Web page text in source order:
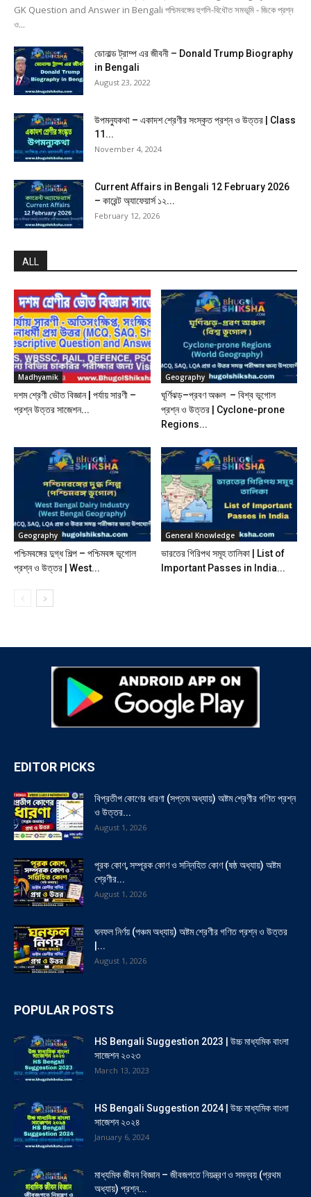
GK Question and Answer in Bengali পশ্চিমবঙ্গের হুগলি-বিধৌত সমভূমি - জিকে প্রশ্ন
ও...
ডোনাল্ড ট্রাম্প এর জীবনী – Donald Trump Biography
in Bengali
August 23, 2022
উপমন্যুকথা – একাদশ শ্রেণীর সংস্কৃত প্রশ্ন ও উত্তর | Class
11...
November 4, 2024
Current Affairs in Bengali 12 February 2026
– কারেন্ট অ্যাফেয়ার্স ১২...
February 12, 2026
ALL
Madhyamik
দশম শ্রেণী ভৌত বিজ্ঞান | পর্যায় সারণী –
প্রশ্ন উত্তর সাজেশন...
Geography
ঘূর্ণিঝড়–প্রবণ অঞ্চল – বিশ্ব ভূগোল
প্রশ্ন ও উত্তর | Cyclone-prone
Regions...
Geography
পশ্চিমবঙ্গের দুগ্ধ শিল্প – পশ্চিমবঙ্গ ভূগোল
প্রশ্ন ও উত্তর | West...
General Knowledge
ভারতের গিরিপথ সমূহ তালিকা | List of
Important Passes in India...
EDITOR PICKS
বিপ্রতীপ কোণের ধারণা (সপ্তম অধ্যায়) অষ্টম শ্রেণীর গণিত প্রশ্ন
ও উত্তর...
August 1, 2026
পূরক কোণ, সম্পূরক কোণ ও সন্নিহিত কোণ (ষষ্ঠ অধ্যায়) অষ্টম
শ্রেণীর...
August 1, 2026
ঘনফল নির্ণয় (পঞ্চম অধ্যায়) অষ্টম শ্রেণীর গণিত প্রশ্ন ও উত্তর
|...
August 1, 2026
POPULAR POSTS
HS Bengali Suggestion 2023 | উচ্চ মাধ্যমিক বাংলা
সাজেশন ২০২৩
March 13, 2023
HS Bengali Suggestion 2024 | উচ্চ মাধ্যমিক বাংলা
সাজেশন ২০২৪
January 6, 2024
মাধ্যমিক জীবন বিজ্ঞান – জীবজগতে নিয়ন্ত্রণ ও সমন্বয় (প্রথম
অধ্যায়) প্রশ্ন...